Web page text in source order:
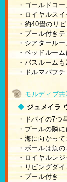
・ゴールドコ
・ロイヤルス
・約40畳のリ
・プール付き
・シアタールー
・ベッドルー
・バスルームも
・ドルマバフ
モルディブ
◆ ジュメイラ
・ドバイの7つ
・プールの隣
・海に向かっ
・ボールは魚
・ロイヤルレ
・リビングダ
・プール付き